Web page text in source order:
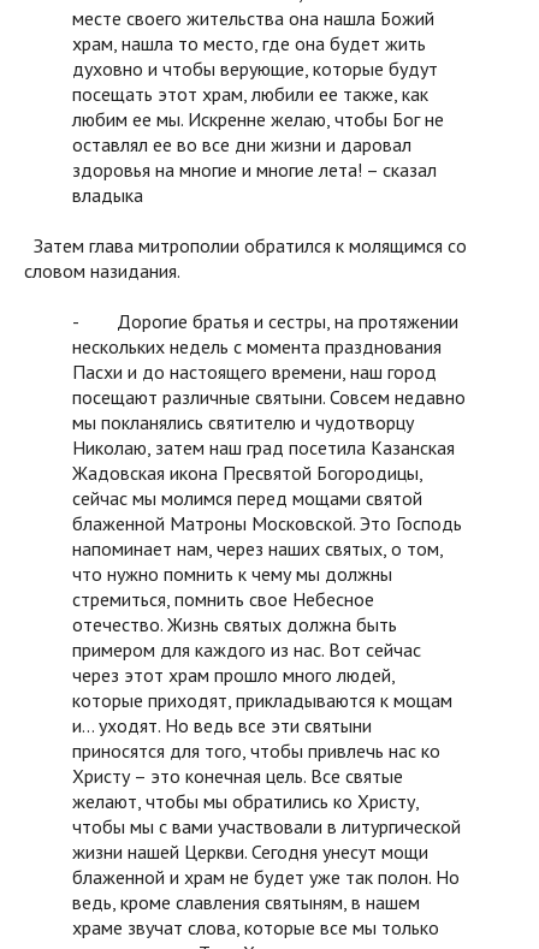
месте своего жительства она нашла Божий
храм, нашла то место, где она будет жить
духовно и чтобы верующие, которые будут
посещать этот храм, любили ее также, как
любим ее мы. Искренне желаю, чтобы Бог не
оставлял ее во все дни жизни и даровал
здоровья на многие и многие лета! – сказал
владыка
Затем глава митрополии обратился к молящимся со
словом назидания.
- Дорогие братья и сестры, на протяжении
нескольких недель с момента празднования
Пасхи и до настоящего времени, наш город
посещают различные святыни. Совсем недавно
мы покланялись святителю и чудотворцу
Николаю, затем наш град посетила Казанская
Жадовская икона Пресвятой Богородицы,
сейчас мы молимся перед мощами святой
блаженной Матроны Московской. Это Господь
напоминает нам, через наших святых, о том,
что нужно помнить к чему мы должны
стремиться, помнить свое Небесное
отечество. Жизнь святых должна быть
примером для каждого из нас. Вот сейчас
через этот храм прошло много людей,
которые приходят, прикладываются к мощам
и… уходят. Но ведь все эти святыни
приносятся для того, чтобы привлечь нас ко
Христу – это конечная цель. Все святые
желают, чтобы мы обратились ко Христу,
чтобы мы с вами участвовали в литургической
жизни нашей Церкви. Сегодня унесут мощи
блаженной и храм не будет уже так полон. Но
ведь, кроме славления святыням, в нашем
храме звучат слова, которые все мы только